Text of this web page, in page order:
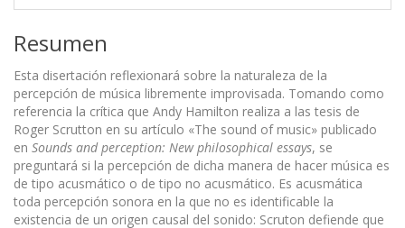
Resumen
Esta disertación reflexionará sobre la naturaleza de la
percepción de música libremente improvi­sada. Tomando como
referencia la crítica que Andy Hamilton realiza a las tesis de
Roger Scrutton en su artículo «The sound of music» publicado
en Sounds and perception: New philosophical essays, se
preguntará si la percepción de dicha manera de hacer música es
de tipo acusmático o de tipo no acusmático. Es acusmática
toda percepción sonora en la que no es identificable la
existencia de un origen causal del sonido: Scruton defiende que